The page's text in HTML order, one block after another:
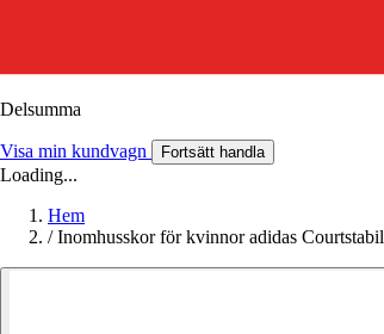
Delsumma
Visa min kundvagn Fortsätt handla
Loading...
Hem
/ Inomhusskor för kvinnor adidas Courtstabil